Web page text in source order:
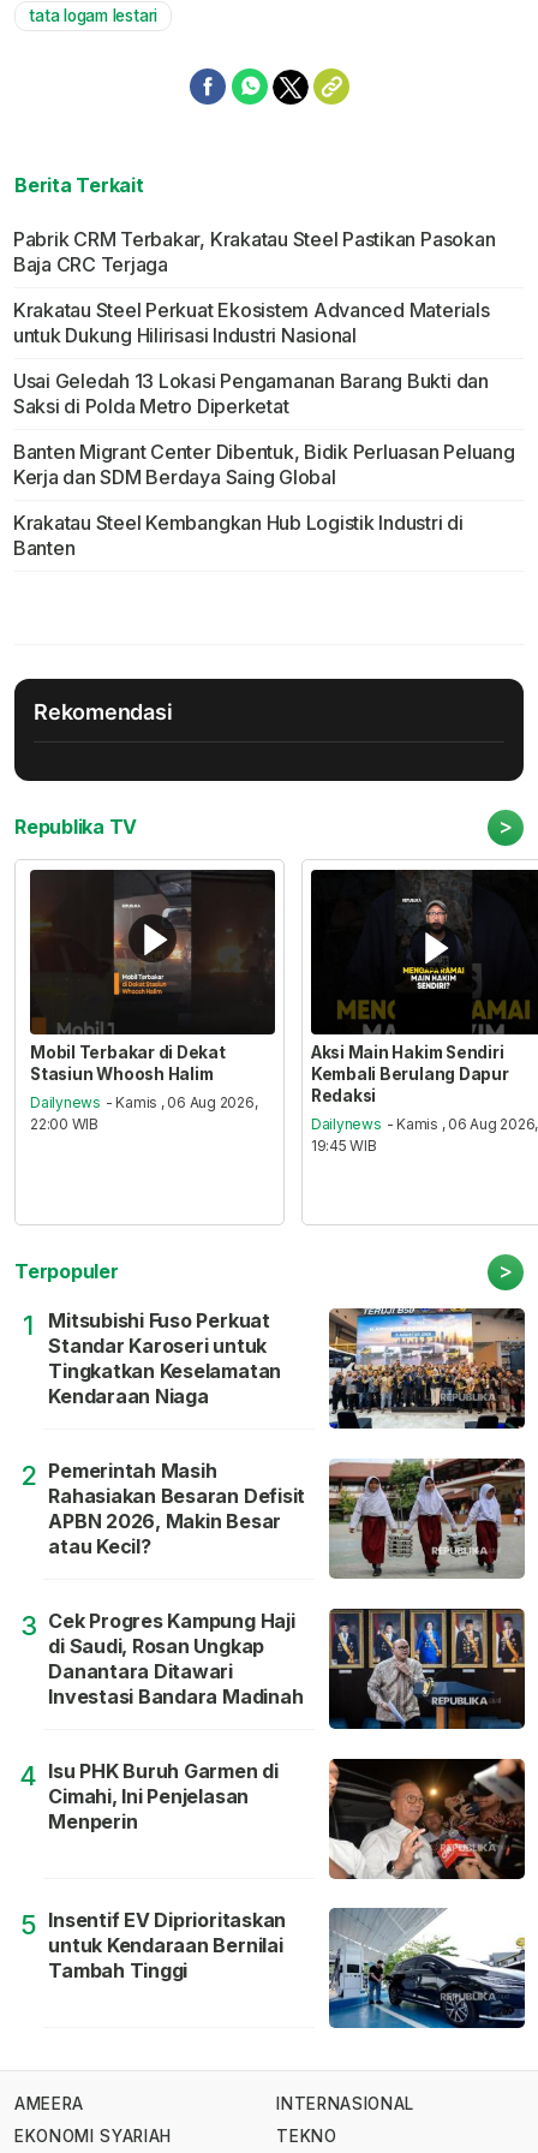
tata logam lestari
Berita Terkait
Pabrik CRM Terbakar, Krakatau Steel Pastikan Pasokan
Baja CRC Terjaga
Krakatau Steel Perkuat Ekosistem Advanced Materials
untuk Dukung Hilirisasi Industri Nasional
Usai Geledah 13 Lokasi Pengamanan Barang Bukti dan
Saksi di Polda Metro Diperketat
Banten Migrant Center Dibentuk, Bidik Perluasan Peluang
Kerja dan SDM Berdaya Saing Global
Krakatau Steel Kembangkan Hub Logistik Industri di
Banten
Rekomendasi
Republika TV >
Mobil Terbakar di Dekat
Stasiun Whoosh Halim
Dailynews - Kamis , 06 Aug 2026,
22:00 WIB
Aksi Main Hakim Sendiri
Kembali Berulang Dapur
Redaksi
Dailynews - Kamis , 06 Aug 2026,
19:45 WIB
Terpopuler >
1
Mitsubishi Fuso Perkuat
Standar Karoseri untuk
Tingkatkan Keselamatan
Kendaraan Niaga
2 Pemerintah Masih
Rahasiakan Besaran Defisit
APBN 2026, Makin Besar
atau Kecil?
3 Cek Progres Kampung Haji
di Saudi, Rosan Ungkap
Danantara Ditawari
Investasi Bandara Madinah
4 Isu PHK Buruh Garmen di
Cimahi, Ini Penjelasan
Menperin
5 Insentif EV Diprioritaskan
untuk Kendaraan Bernilai
Tambah Tinggi
AMEERA
EKONOMI SYARIAH
INTERNASIONAL
TEKNO